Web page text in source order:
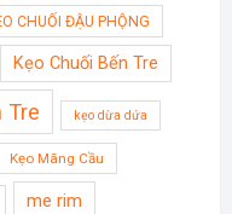
CHUỐI ĐẬU PHỘNG
Kẹo Chuối Bến Tre
Tre kẹo dừa dứa
Kẹo Mãng Cầu
me rim